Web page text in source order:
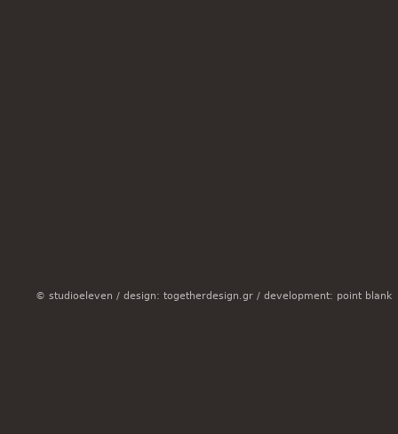
© studioeleven / design: togetherdesign.gr / development: point blank